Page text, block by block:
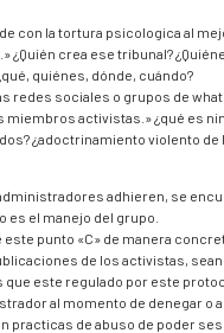
con la tortura psicologica al
¿Quién crea ese tribunal?
quiénes, dónde, cuándo?
redes sociales o grupos de
activistas.» ¿qué es
¿adoctrinamiento violento de
adhieren, se
es el manejo del grupo.
este punto «C» de manera
de los activistas,
este regulado por este
al momento de denegar o
practicas de abuso de poder